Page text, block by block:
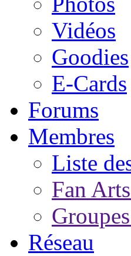
Vidéos
Goodies
E-Cards
Forums
Membres
Liste
Fan
Réseau